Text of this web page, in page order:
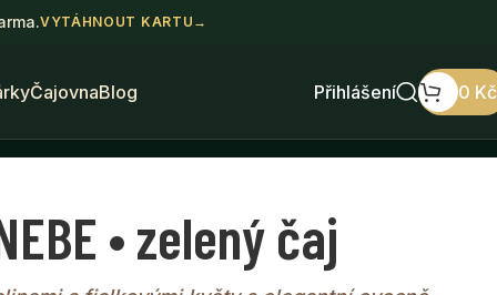
VYTÁHNOUT KARTU →
ČajovnaBlog Přihlášení 0 Kč
• zelený čaj